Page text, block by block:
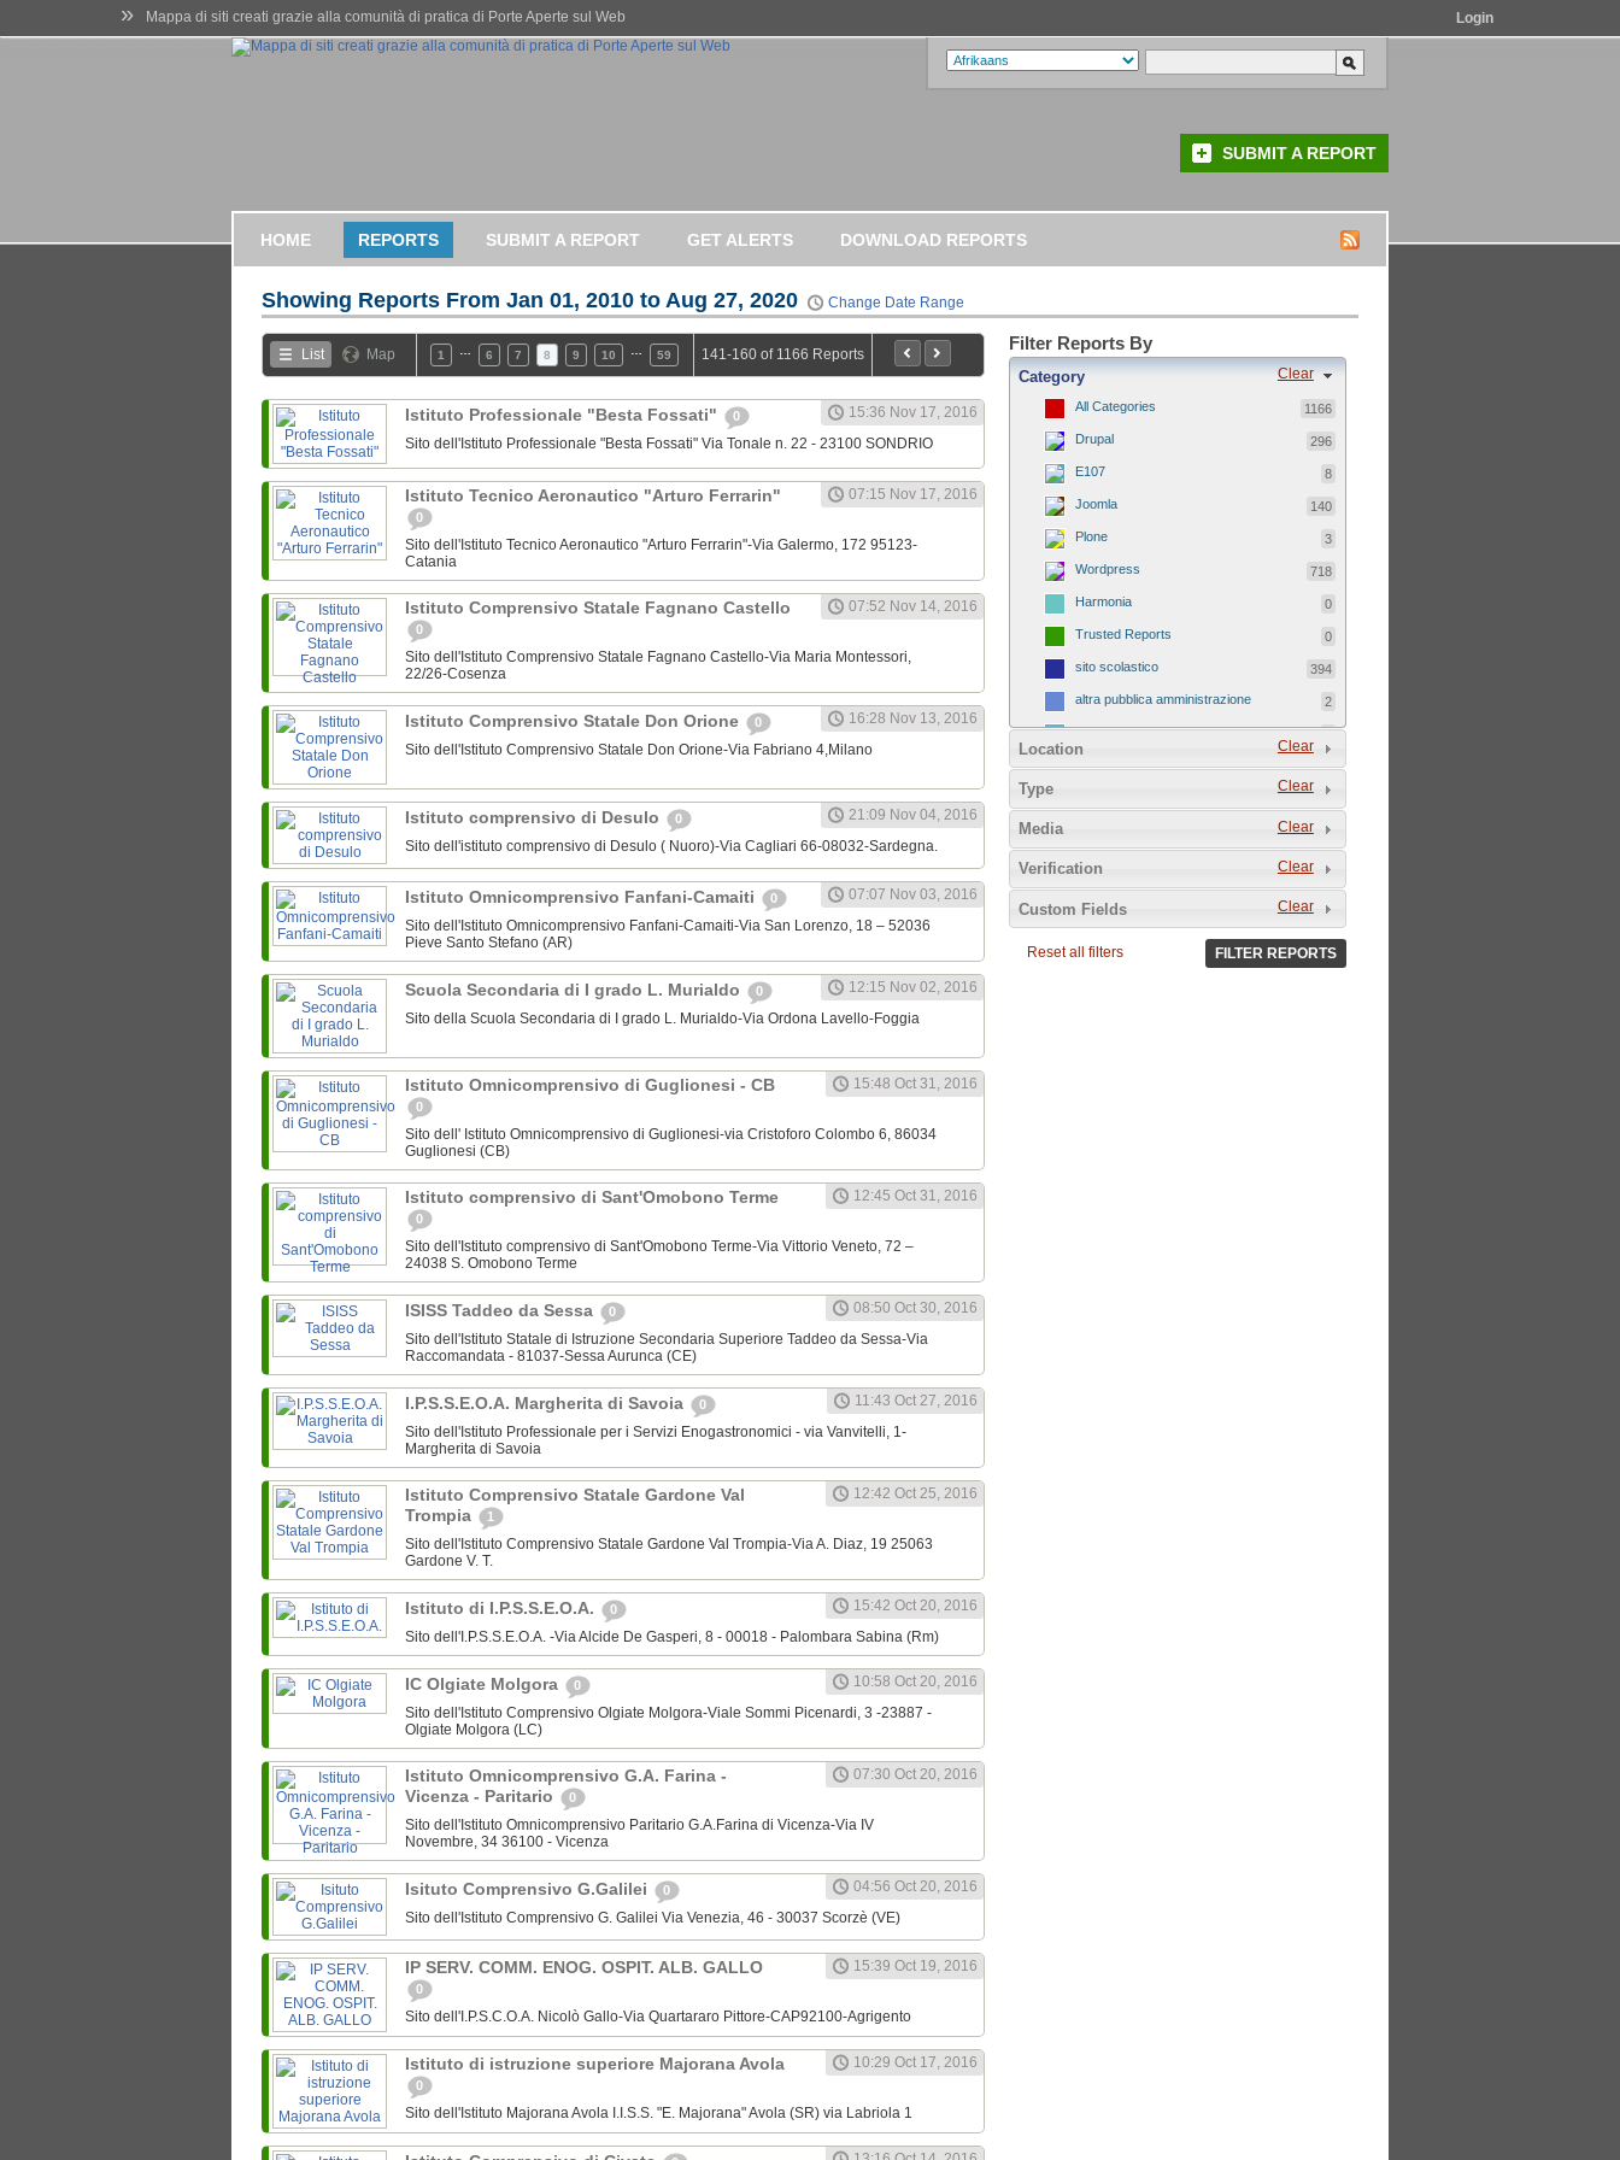
» Mappa di siti creati grazie alla comunità di pratica di Porte Aperte sul Web Login
SUBMIT A REPORT
HOME REPORTS SUBMIT A REPORT GET ALERTS DOWNLOAD REPORTS
Showing Reports From Jan 01, 2010 to Aug 27, 2020 Change Date Range
List Map 1 6 7 8 9 10 59 141-160 of 1166 Reports
Istituto Professionale "Besta Fossati" 0
15:36 Nov 17, 2016
Sito dell'Istituto Professionale "Besta Fossati" Via Tonale n. 22 - 23100 SONDRIO
Istituto Tecnico Aeronautico "Arturo Ferrarin"
0
07:15 Nov 17, 2016
Sito dell'Istituto Tecnico Aeronautico "Arturo Ferrarin"-Via Galermo, 172 95123-
Catania
Istituto Comprensivo Statale Fagnano Castello
0
07:52 Nov 14, 2016
Sito dell'Istituto Comprensivo Statale Fagnano Castello-Via Maria Montessori,
22/26-Cosenza
Istituto Comprensivo Statale Don Orione 0
16:28 Nov 13, 2016
Sito dell'Istituto Comprensivo Statale Don Orione-Via Fabriano 4,Milano
Istituto comprensivo di Desulo 0
21:09 Nov 04, 2016
Sito dell'istituto comprensivo di Desulo ( Nuoro)-Via Cagliari 66-08032-Sardegna.
Istituto Omnicomprensivo Fanfani-Camaiti 0
07:07 Nov 03, 2016
Sito dell'Istituto Omnicomprensivo Fanfani-Camaiti-Via San Lorenzo, 18 – 52036
Pieve Santo Stefano (AR)
Scuola Secondaria di I grado L. Murialdo 0
12:15 Nov 02, 2016
Sito della Scuola Secondaria di I grado L. Murialdo-Via Ordona Lavello-Foggia
Istituto Omnicomprensivo di Guglionesi - CB
0
15:48 Oct 31, 2016
Sito dell' Istituto Omnicomprensivo di Guglionesi-via Cristoforo Colombo 6, 86034
Guglionesi (CB)
Istituto comprensivo di Sant'Omobono Terme
0
12:45 Oct 31, 2016
Sito dell'Istituto comprensivo di Sant'Omobono Terme-Via Vittorio Veneto, 72 –
24038 S. Omobono Terme
ISISS Taddeo da Sessa 0
08:50 Oct 30, 2016
Sito dell'Istituto Statale di Istruzione Secondaria Superiore Taddeo da Sessa-Via
Raccomandata - 81037-Sessa Aurunca (CE)
I.P.S.S.E.O.A. Margherita di Savoia 0
11:43 Oct 27, 2016
Sito dell'Istituto Professionale per i Servizi Enogastronomici - via Vanvitelli, 1-
Margherita di Savoia
Istituto Comprensivo Statale Gardone Val
Trompia
1
12:42 Oct 25, 2016
Sito dell'Istituto Comprensivo Statale Gardone Val Trompia-Via A. Diaz, 19 25063
Gardone V. T.
Istituto di I.P.S.S.E.O.A. 0
15:42 Oct 20, 2016
Sito dell'I.P.S.S.E.O.A. -Via Alcide De Gasperi, 8 - 00018 - Palombara Sabina (Rm)
IC Olgiate Molgora 0
10:58 Oct 20, 2016
Sito dell'Istituto Comprensivo Olgiate Molgora-Viale Sommi Picenardi, 3 -23887 -
Olgiate Molgora (LC)
Istituto Omnicomprensivo G.A. Farina -
Vicenza - Paritario
0
07:30 Oct 20, 2016
Sito dell'Istituto Omnicomprensivo Paritario G.A.Farina di Vicenza-Via IV
Novembre, 34 36100 - Vicenza
Isituto Comprensivo G.Galilei 0
04:56 Oct 20, 2016
Sito dell'Istituto Comprensivo G. Galilei Via Venezia, 46 - 30037 Scorzè (VE)
IP SERV. COMM. ENOG. OSPIT. ALB. GALLO
0
15:39 Oct 19, 2016
Sito dell'I.P.S.C.O.A. Nicolò Gallo-Via Quartararo Pittore-CAP92100-Agrigento
Istituto di istruzione superiore Majorana Avola
0
10:29 Oct 17, 2016
Sito dell'Istituto Majorana Avola I.I.S.S. "E. Majorana" Avola (SR) via Labriola 1
Filter Reports By
Clear
Category
All Categories 1166
Drupal 296
E107 8
Joomla 140
Plone 3
Wordpress 718
Harmonia 0
Trusted Reports 0
sito scolastico 394
altra pubblica amministrazione 2
sito tematico 8
Clear
Location
Clear
Type
Clear
Media
Clear
Verification
Clear
Custom Fields
Reset all filters FILTER REPORTS